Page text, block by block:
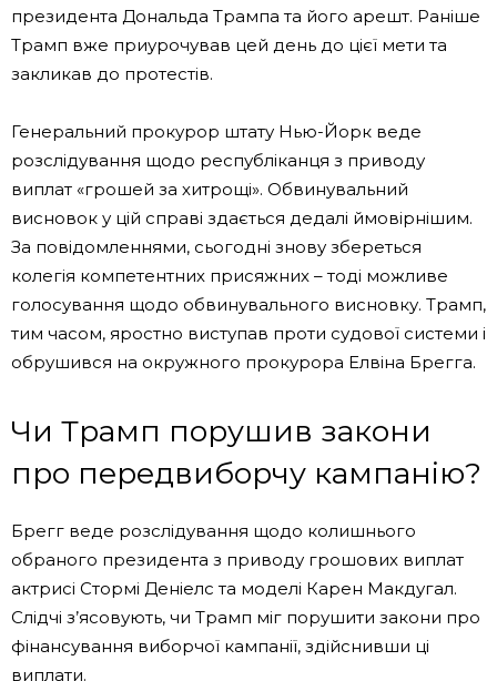
президента Дональда Трампа та його арешт. Раніше
Трамп вже приурочував цей день до цієї мети та
закликав до протестів.
Генеральний прокурор штату Нью-Йорк веде
розслідування щодо республіканця з приводу
виплат «грошей за хитрощі». Обвинувальний
висновок у цій справі здається дедалі ймовірнішим.
За повідомленнями, сьогодні знову збереться
колегія компетентних присяжних – тоді можливе
голосування щодо обвинувального висновку. Трамп,
тим часом, яростно виступав проти судової системи і
обрушився на окружного прокурора Елвіна Брегга.
Чи Трамп порушив закони
про передвиборчу кампанію?
Брегг веде розслідування щодо колишнього
обраного президента з приводу грошових виплат
актрисі Стормі Деніелс та моделі Карен Макдугал.
Слідчі з’ясовують, чи Трамп міг порушити закони про
фінансування виборчої кампанії, здійснивши ці
виплати.